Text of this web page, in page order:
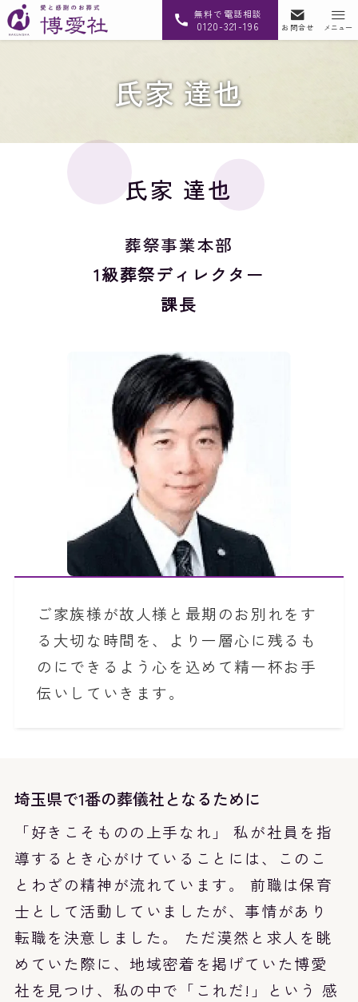
無料で電話相談
0120-321-196 お問合せ メニュー
氏家 達也
氏家 達也
葬祭事業本部
1級葬祭ディレクター
課長
ご家族様が故人様と最期のお別れをす
る大切な時間を、より一層心に残るも
のにできるよう心を込めて精一杯お手
伝いしていきます。
埼玉県で1番の葬儀社となるために
「好きこそものの上手なれ」 私が社員を指
導するとき心がけていることには、このこ
とわざの精神が流れています。 前職は保育
士として活動していましたが、事情があり
転職を決意しました。 ただ漠然と求人を眺
めていた際に、地域密着を掲げていた博愛
社を見つけ、私の中で「これだ!」という 感